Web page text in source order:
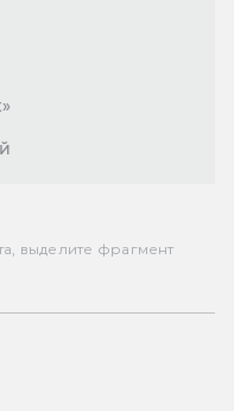
выделите фрагмент